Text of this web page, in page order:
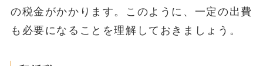
の税金がかかります。このように、一定の出費
も必要になることを理解しておきましょう。